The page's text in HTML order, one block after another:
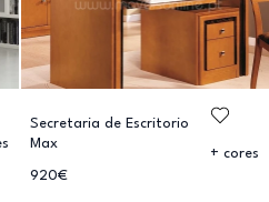
Secretaria de Escritorio
Max
920€
+ cores